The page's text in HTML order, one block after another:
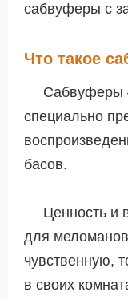
сабвуферы с
Что такое
Сабвуферы
специально
басов.
Ценность и
для
чувственную,
в своих